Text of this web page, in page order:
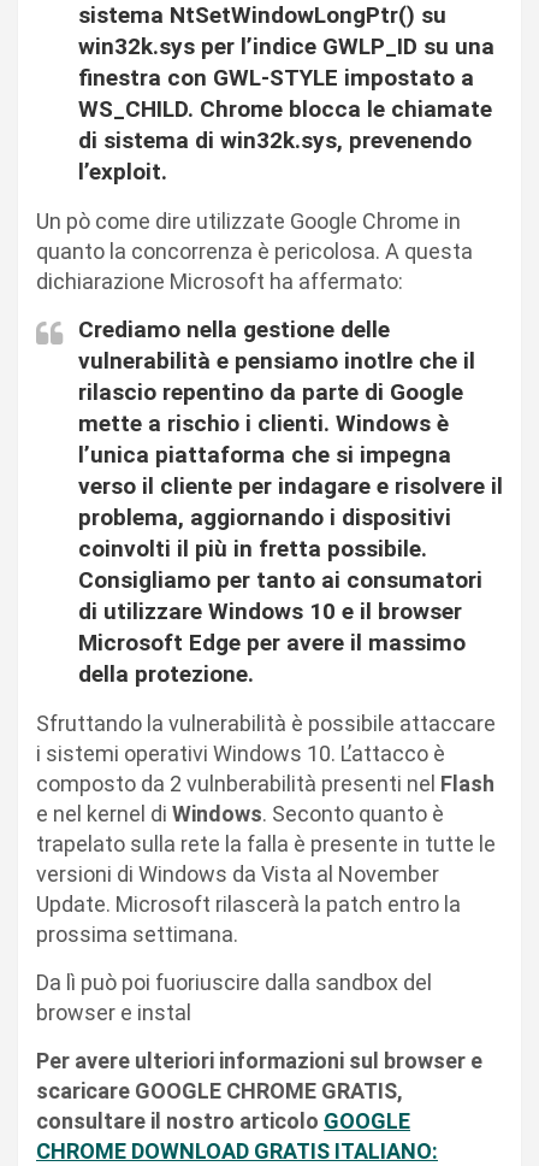
sistema NtSetWindowLongPtr() su
win32k.sys per l’indice GWLP_ID su una
finestra con GWL-STYLE impostato a
WS_CHILD. Chrome blocca le chiamate
di sistema di win32k.sys, prevenendo
l’exploit.
Un pò come dire utilizzate Google Chrome in
quanto la concorrenza è pericolosa. A questa
dichiarazione Microsoft ha affermato:
Crediamo nella gestione delle
vulnerabilità e pensiamo inotlre che il
rilascio repentino da parte di Google
mette a rischio i clienti. Windows è
l’unica piattaforma che si impegna
verso il cliente per indagare e risolvere il
problema, aggiornando i dispositivi
coinvolti il più in fretta possibile.
Consigliamo per tanto ai consumatori
di utilizzare Windows 10 e il browser
Microsoft Edge per avere il massimo
della protezione.
Sfruttando la vulnerabilità è possibile attaccare
i sistemi operativi Windows 10. L’attacco è
composto da 2 vulnberabilità presenti nel Flash
e nel kernel di Windows. Seconto quanto è
trapelato sulla rete la falla è presente in tutte le
versioni di Windows da Vista al November
Update. Microsoft rilascerà la patch entro la
prossima settimana.
Da lì può poi fuoriuscire dalla sandbox del
browser e instal
Per avere ulteriori informazioni sul browser e
scaricare GOOGLE CHROME GRATIS,
consultare il nostro articolo GOOGLE
CHROME DOWNLOAD GRATIS ITALIANO: